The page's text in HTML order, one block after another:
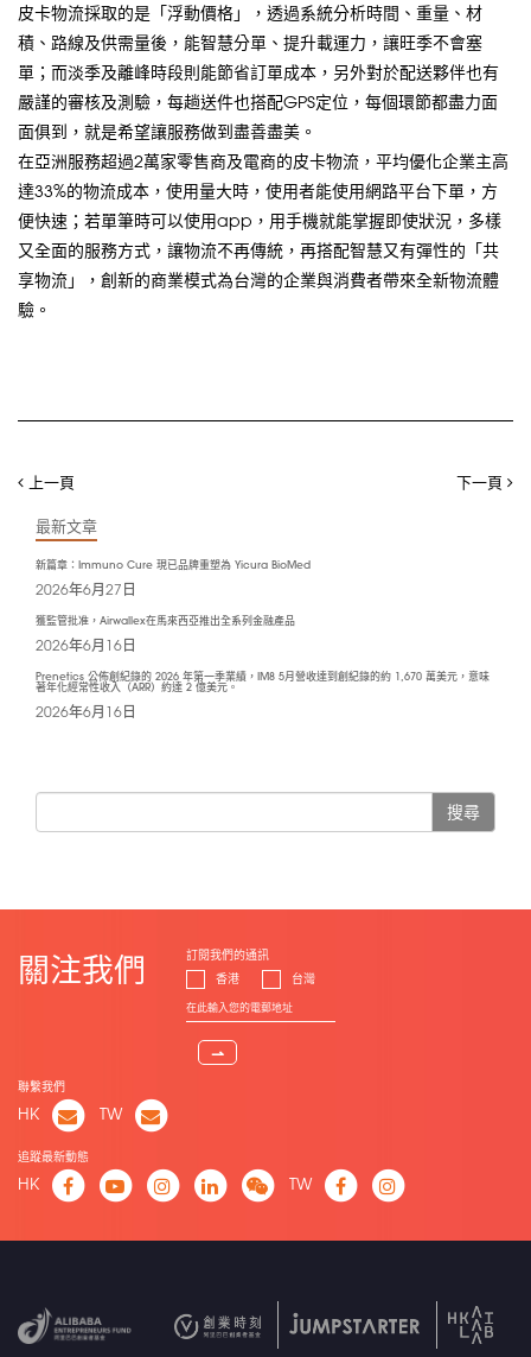
皮卡物流採取的是「浮動價格」，透過系統分析時間、重量、材
積、路線及供需量後，能智慧分單、提升載運力，讓旺季不會塞
單；而淡季及離峰時段則能節省訂單成本，另外對於配送夥伴也有
嚴謹的審核及測驗，每趟送件也搭配GPS定位，每個環節都盡力面
面俱到，就是希望讓服務做到盡善盡美。
在亞洲服務超過2萬家零售商及電商的皮卡物流，平均優化企業主高
達33%的物流成本，使用量大時，使用者能使用網路平台下單，方
便快速；若單筆時可以使用app，用手機就能掌握即使狀況，多樣
又全面的服務方式，讓物流不再傳統，再搭配智慧又有彈性的「共
享物流」，創新的商業模式為台灣的企業與消費者帶來全新物流體
驗。
上一頁 下一頁
最新文章
新篇章：Immuno Cure 現已品牌重塑為 Yicura BioMed
2026年6月27日
獲監管批准，Airwallex在馬來西亞推出全系列金融產品
2026年6月16日
Prenetics 公佈創紀錄的 2026 年第一季業績，IM8 5月營收達到創紀錄的約 1,670 萬美元，意味
著年化經常性收入（ARR）約達 2 億美元。
2026年6月16日
搜尋
關注我們
訂閱我們的通訊
香港
台灣
⇀
聯繫我們
HK TW
追蹤最新動態
HK TW